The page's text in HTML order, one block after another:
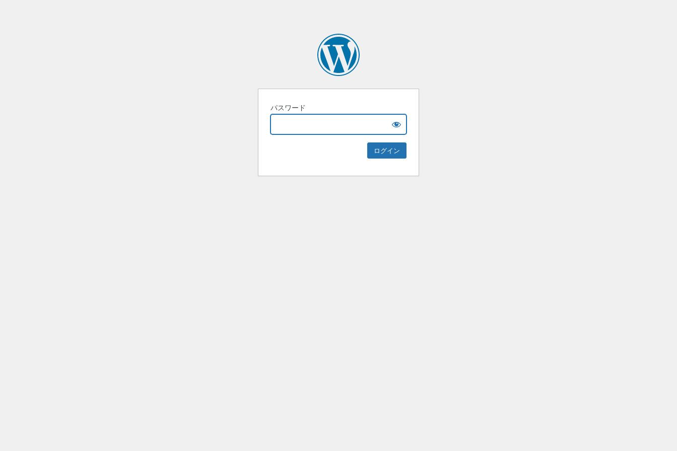
パスワード